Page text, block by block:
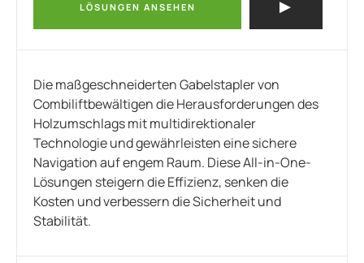
LÖSUNGEN ANSEHEN
Die maßgeschneiderten Gabelstapler von
Combiliftbewältigen die Herausforderungen des
Holzumschlags mit multidirektionaler
Technologie und gewährleisten eine sichere
Navigation auf engem Raum. Diese All-in-One-
Lösungen steigern die Effizienz, senken die
Kosten und verbessern die Sicherheit und
Stabilität.